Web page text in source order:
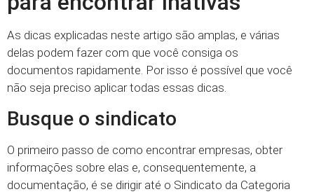
As dicas explicadas neste artigo são amplas, e várias
delas podem fazer com que você consiga os
documentos rapidamente. Por isso é possível que você
não seja preciso aplicar todas essas dicas.
Busque o sindicato
O primeiro passo de como encontrar empresas, obter
informações sobre elas e, consequentemente, a
documentação, é se dirigir até o Sindicato da Categoria